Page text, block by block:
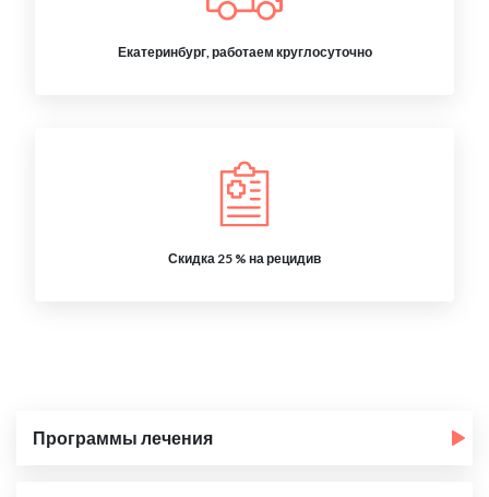
Екатеринбург, работаем круглосуточно
Скидка 25 % на рецидив
Программы лечения